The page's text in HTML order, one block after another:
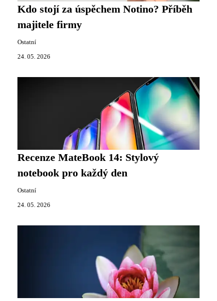
Kdo stojí za úspěchem Notino? Příběh
majitele firmy
Ostatní
24. 05. 2026
Recenze MateBook 14: Stylový
notebook pro každý den
Ostatní
24. 05. 2026